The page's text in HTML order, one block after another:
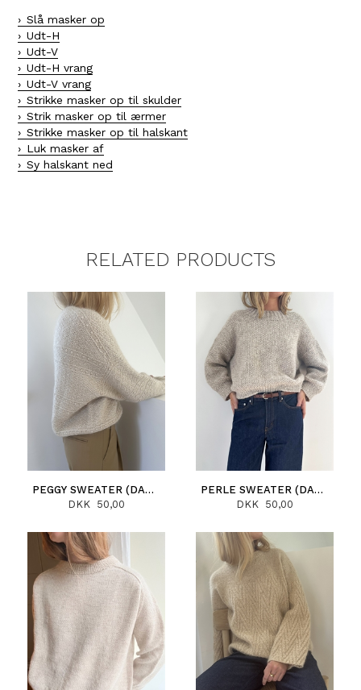
Slå masker op
Udt-H
Udt-V
Udt-H vrang
Udt-V vrang
Strikke masker op til skulder
Strik masker op til ærmer
Strikke masker op til halskant
Luk masker af
Sy halskant ned
RELATED PRODUCTS
PEGGY SWEATER (DANSK)
DKK 50,00
PERLE SWEATER (DANSK)
DKK 50,00